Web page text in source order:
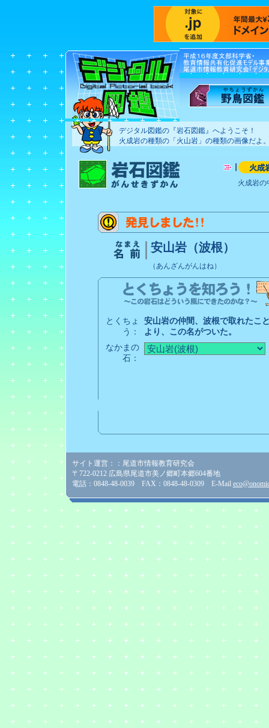
デジタル図鑑の『岩石図鑑』へようこそ！
火成岩の種類の「火山岩」の種類の画像だよ
火成岩の
安山岩（波根）
（あんざんがんはね）
とくちょ
う：
安山岩の仲間、波根で取れたこ
より、この名がついた。
なかまの
石：
サイト運営：：尾道市情報教育研究会
〒722-0212 広島県尾道市美ノ郷町本郷604番地
電話：0848-48-0039 FAX：0848-48-0309 E-Mail